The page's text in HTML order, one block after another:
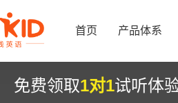
首页 产品体系
免费领取1对1试听体